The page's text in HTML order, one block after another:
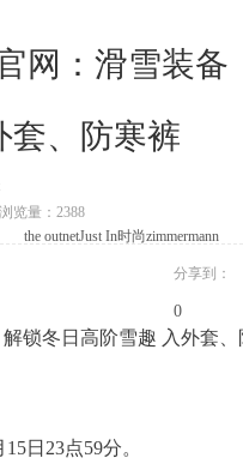
网：滑雪装备
套、防寒裤
浏览量：2388
the outnetJust In时尚zimmermann
分享到：
0
锁冬日高阶雪趣 入外套
日23点59分。